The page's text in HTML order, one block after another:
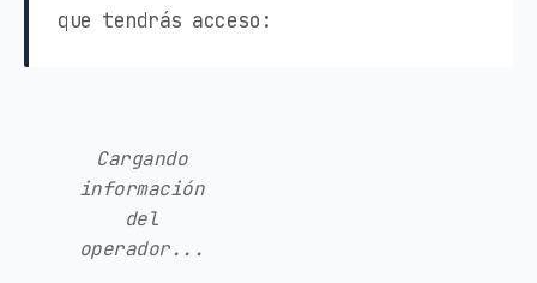
que tendrás acceso:
Cargando
información
del
operador...